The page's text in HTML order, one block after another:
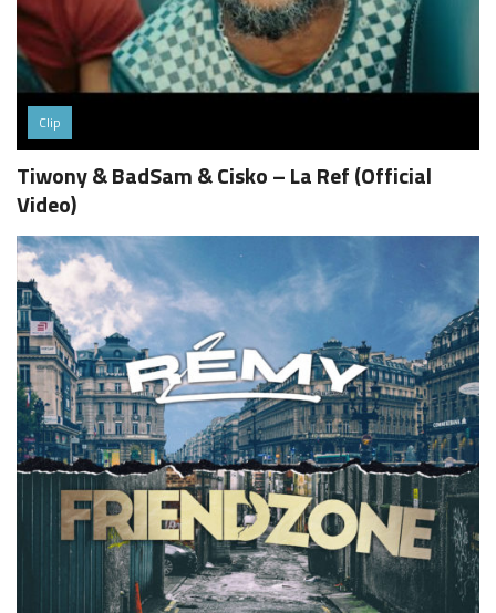
Clip
Tiwony & BadSam & Cisko – La Ref (Official
Video)